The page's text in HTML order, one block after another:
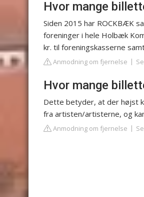
Hvor mange
Siden 2015 har ROCKBÆK
foreninger i hele Holbæk
kr. til foreningskasserne
Anmodning om fjernelse
Hvor mange
Dette betyder, at der højst
fra artisten/artisterne, og
Anmodning om fjernelse